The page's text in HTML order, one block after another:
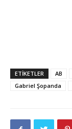
ETIKETLER AB
Gabriel Şopanda